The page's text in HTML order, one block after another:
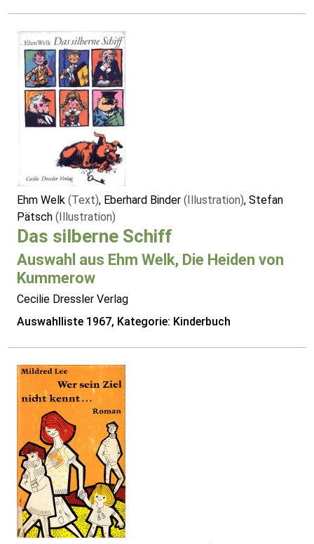
Ehm Welk (Text), Eberhard Binder (Illustration), Stefan
Pätsch (Illustration)
Das silberne Schiff
Auswahl aus Ehm Welk, Die Heiden von
Kummerow
Cecilie Dressler Verlag
Auswahlliste 1967, Kategorie: Kinderbuch